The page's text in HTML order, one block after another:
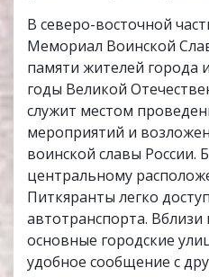
В северо-восточной
Мемориал Воинской
памяти жителей города
годы Великой
служит местом
мероприятий и
воинской славы России.
центральному
Питкяранты легко
автотранспорта.
основные городские
удобное сообщение с